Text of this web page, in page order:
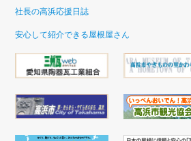
社長の高浜応援日誌
安心して紹介できる屋根屋さん